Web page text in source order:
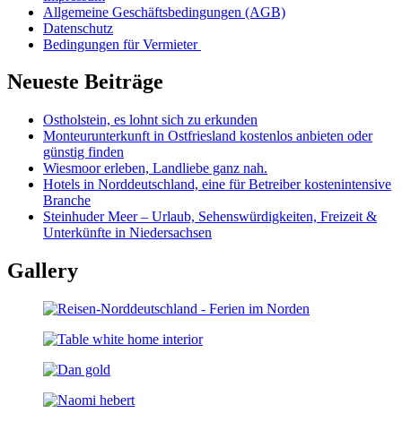
Allgemeine Geschäftsbedingungen (AGB)
Datenschutz
Bedingungen für Vermieter
Neueste Beiträge
Ostholstein, es lohnt sich zu erkunden
Monteurunterkunft in Ostfriesland kostenlos anbieten oder
günstig finden
Wiesmoor erleben, Landliebe ganz nah.
Hotels in Norddeutschland, eine für Betreiber kostenintensive
Branche
Steinhuder Meer – Urlaub, Sehenswürdigkeiten, Freizeit &
Unterkünfte in Niedersachsen
Gallery